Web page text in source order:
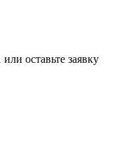
или оставьте заявку